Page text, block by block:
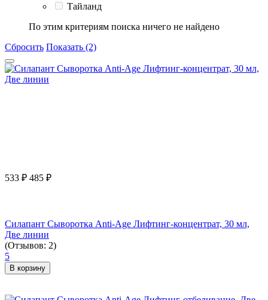
Тайланд
По этим критериям поиска ничего не найдено
Сбросить Показать (2)
533 ₽ 485 ₽
Силапант Сыворотка Anti-Age Лифтинг-концентрат, 30 мл,
Две линии
(Отзывов: 2)
5
В корзину